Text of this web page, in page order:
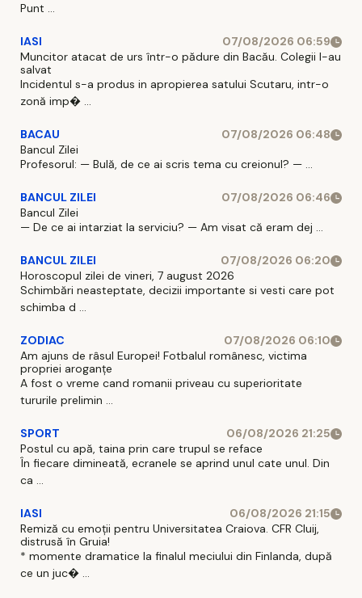
Punt ...
IASI
07/08/2026 06:59
Muncitor atacat de urs într-o pădure din Bacău. Colegii l-au
salvat
Incidentul s-a produs in apropierea satului Scutaru, intr-o
zonă imp� ...
BACAU
07/08/2026 06:48
Bancul Zilei
Profesorul: — Bulă, de ce ai scris tema cu creionul? — ...
BANCUL ZILEI
07/08/2026 06:46
Bancul Zilei
— De ce ai intarziat la serviciu? — Am visat că eram dej ...
BANCUL ZILEI
07/08/2026 06:20
Horoscopul zilei de vineri, 7 august 2026
Schimbări neasteptate, decizii importante si vesti care pot
schimba d ...
ZODIAC
07/08/2026 06:10
Am ajuns de râsul Europei! Fotbalul românesc, victima
propriei aroganțe
A fost o vreme cand romanii priveau cu superioritate
tururile prelimin ...
SPORT
06/08/2026 21:25
Postul cu apă, taina prin care trupul se reface
În fiecare dimineată, ecranele se aprind unul cate unul. Din
ca ...
IASI
06/08/2026 21:15
Remiză cu emoții pentru Universitatea Craiova. CFR Cluij,
distrusă în Gruia!
* momente dramatice la finalul meciului din Finlanda, după
ce un juc� ...